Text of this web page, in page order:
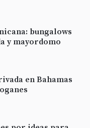
bungalows
y mayordomo
en Bahamas